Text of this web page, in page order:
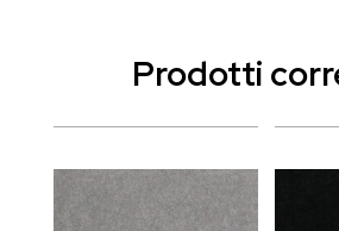
Prodotti